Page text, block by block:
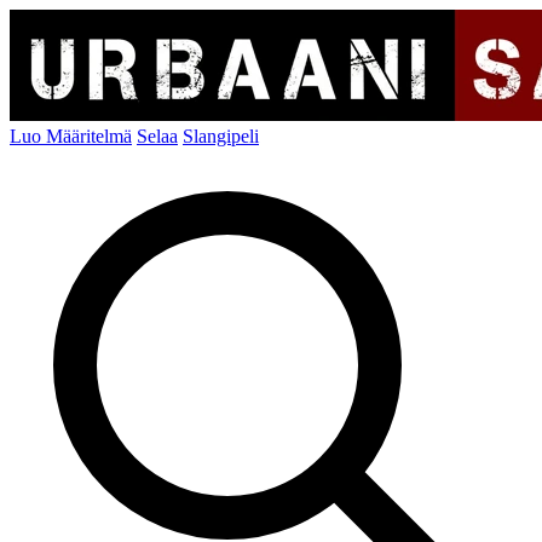
Luo Määritelmä Selaa Slangipeli